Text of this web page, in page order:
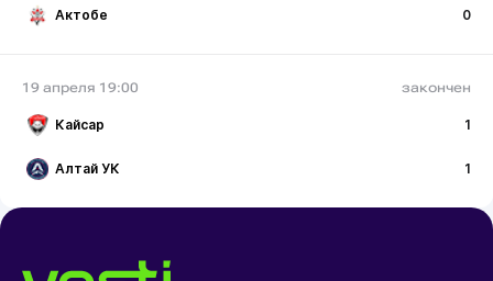
Актобе 0
19 апреля 19:00 закончен
Кайсар 1
Алтай УК 1